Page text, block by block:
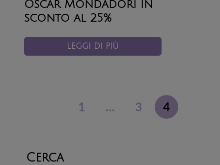
Oscar Mondadori in
sconto al 25%
LEGGI DI PIÙ
1 … 3 4
Cerca